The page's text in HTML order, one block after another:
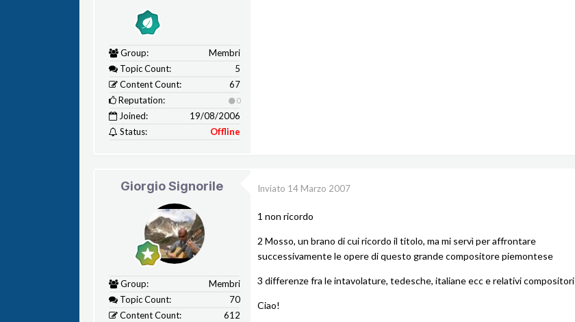
Group:
Membri
Topic Count:
5
Content Count:
67
Reputation:
0
Joined:
19/08/2006
Status:
Offline
Giorgio Signorile
Group:
Membri
Topic Count:
70
Content Count:
612
Inviato 14 Marzo 2007
1 non ricordo
2 Mosso, un brano di cui ricordo il titolo, ma mi servì per affrontare
successivamente le opere di questo grande compositore piemontese
3 differenze fra le intavolature, tedesche, italiane ecc e relativi compositori
Ciao!